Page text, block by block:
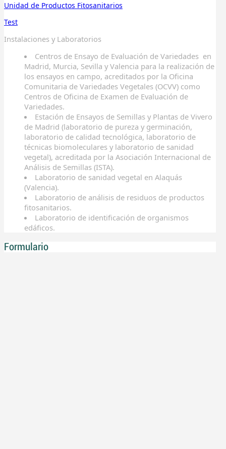
Unidad de Productos Fitosanitarios
Test
Instalaciones y Laboratorios
Centros de Ensayo de Evaluación de Variedades en
Madrid, Murcia, Sevilla y Valencia para la realización de
los ensayos en campo, acreditados por la Oficina
Comunitaria de Variedades Vegetales (OCVV) como
Centros de Oficina de Examen de Evaluación de
Variedades.
Estación de Ensayos de Semillas y Plantas de Vivero
de Madrid (laboratorio de pureza y germinación,
laboratorio de calidad tecnológica, laboratorio de
técnicas biomoleculares y laboratorio de sanidad
vegetal), acreditada por la Asociación Internacional de
Análisis de Semillas (ISTA).
Laboratorio de sanidad vegetal en Alaquás
(Valencia).
Laboratorio de análisis de residuos de productos
fitosanitarios.
Laboratorio de identificación de organismos
edáficos.
Formulario